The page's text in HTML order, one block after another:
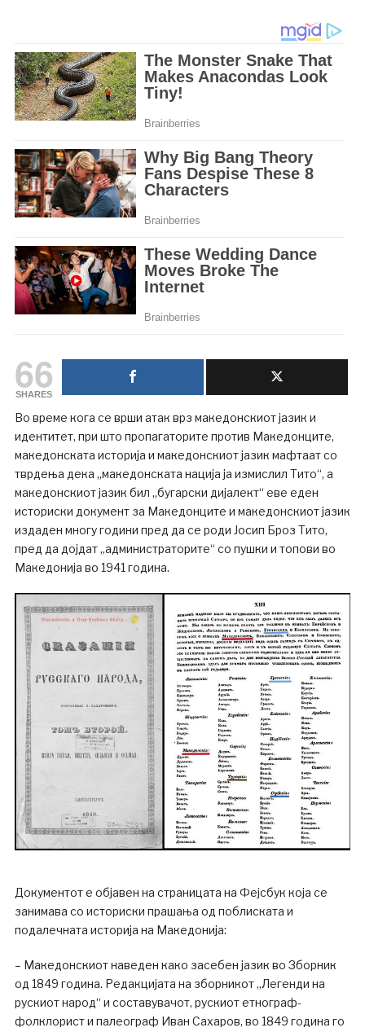
66
SHARES
Во време кога се врши атак врз македонскиот јазик и
идентитет, при што пропагаторите против Македонците,
македонската историја и македонскиот јазик мафтаат со
тврдења дека „македонската нација ја измислил Тито“, а
македонскиот јазик бил „бугарски дијалект“ еве еден
историски документ за Македонците и македонскиот јазик
издаден многу години пред да се роди Јосип Броз Тито,
пред да дојдат „администраторите“ со пушки и топови во
Македонија во 1941 година.
Документот е објавен на страницата на Фејсбук која се
занимава со историски прашања од поблиската и
подалечната историја на Македонија:
– Македонскиот наведен како засебен јазик во Зборник
од 1849 година. Редакцијата на зборникот „Легенди на
рускиот народ“ и составувачот, рускиот етнограф-
фолклорист и палеограф Иван Сахаров, во 1849 година го